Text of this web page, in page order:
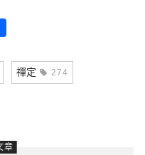
禪定 274
章